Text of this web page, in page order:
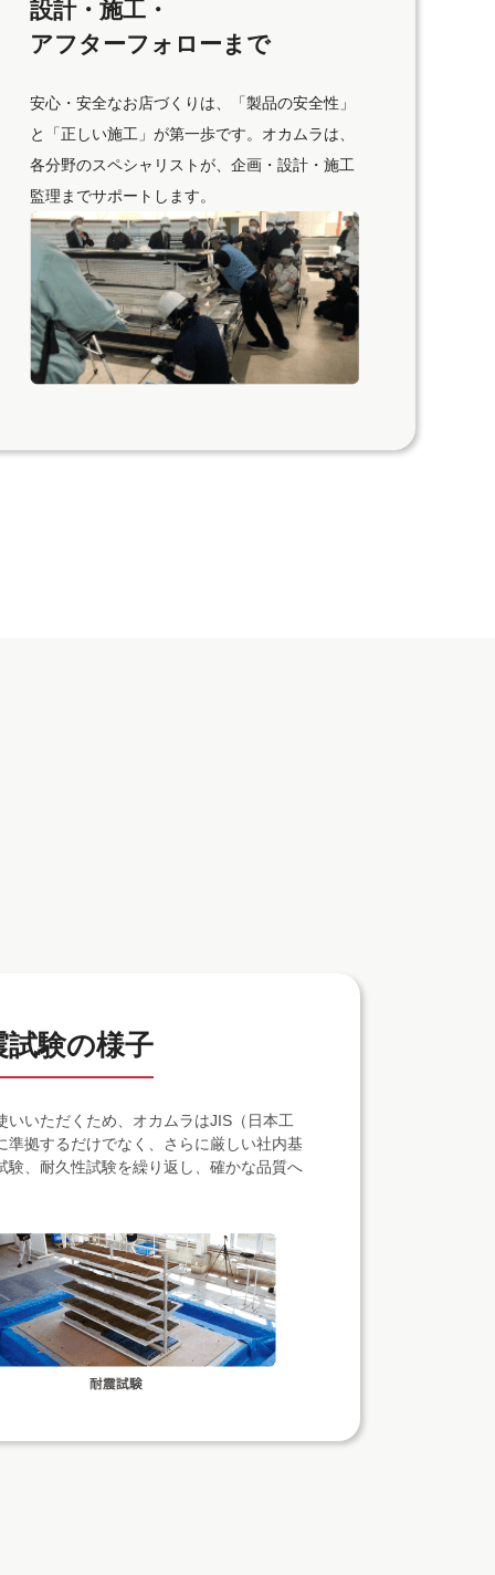
設計・施工・
アフターフォローまで
安心・安全なお店づくりは、「製品の安全性」
と「正しい施工」が第一歩です。オカムラは、
各分野のスペシャリストが、企画・設計・施工
監理までサポートします。
試験の様子
いいただくため、オカムラはJIS（日本工
準拠するだけでなく、さらに厳しい社内基
験、耐久性試験を繰り返し、確かな品質へ